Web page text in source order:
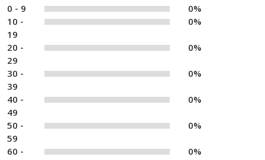
0 - 9
0%
10 -
19
0%
20 -
29
0%
30 -
39
0%
40 -
49
0%
50 -
59
0%
60 - 0%